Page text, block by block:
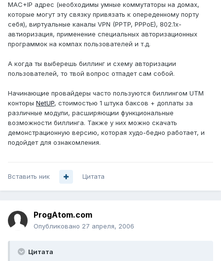
MAC+IP адрес (необходимы умные коммутаторы на домах,
которые могут эту связку привязать к опереденному порту
себя), виртуальные каналы VPN (PPTP, PPPoE), 802.1х-
автиоризация, применение специальных авторизационных
программок на компах пользователей и т.д.
А когда ты выберешь биллинг и схему авторизации
пользователей, то твой вопрос отпадет сам собой.
Начинающие провайдеры часто пользуются биллингом UTM
конторы NetUP, стоимостью 1 штука баксов + доплаты за
различные модули, расширяющии функциональные
возможности биллинга. Также у них можно скачать
демонстрационную версию, которая худо-бедно работает, и
подойдет для ознакомления.
Вставить ник Цитата
ProgAtom.com
Опубликовано 27 апреля, 2006
Цитата